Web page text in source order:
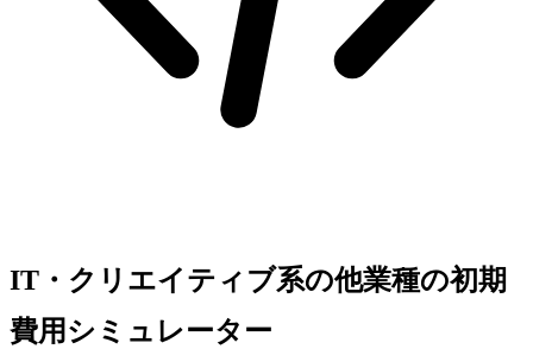
IT・クリエイティブ系の他業種の初期
費用シミュレーター